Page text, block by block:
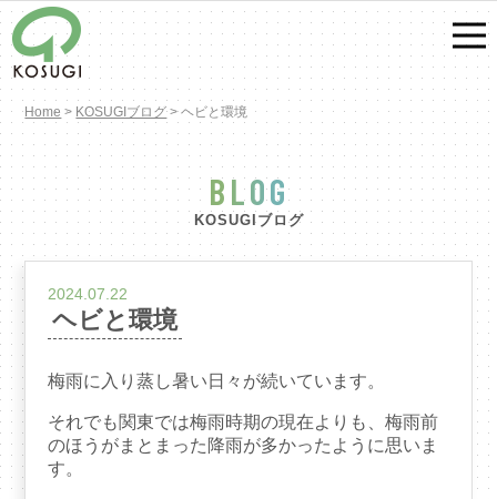
Home > KOSUGIブログ>ヘビと環境
BLOG
KOSUGIブログ
2024.07.22
ヘビと環境
梅雨に入り蒸し暑い日々が続いています。
それでも関東では梅雨時期の現在よりも、梅雨前
のほうがまとまった降雨が多かったように思いま
す。